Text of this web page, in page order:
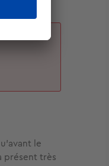
le
présent très